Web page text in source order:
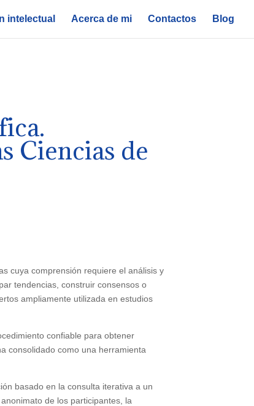
intelectual Acerca de mi Contactos Blog
Ciencias de
cuya comprensión requiere el análisis y
tendencias, construir consensos o
ampliamente utilizada en estudios
confiable para obtener
consolidado como una herramienta
basado en la consulta iterativa a un
de los participantes, la